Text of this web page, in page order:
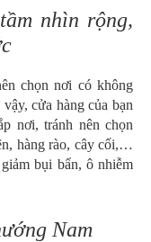
nhìn rộng,
chọn nơi có không
cửa hàng của bạn
nơi, tránh nên chọn
hàng rào, cây cối,…
bụi bẩn, ô nhiễm
Nam